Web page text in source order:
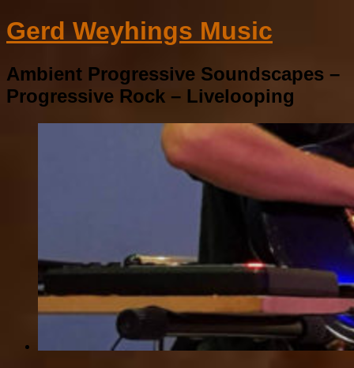
Gerd Weyhings Music
Ambient Progressive Soundscapes –
Progressive Rock – Livelooping